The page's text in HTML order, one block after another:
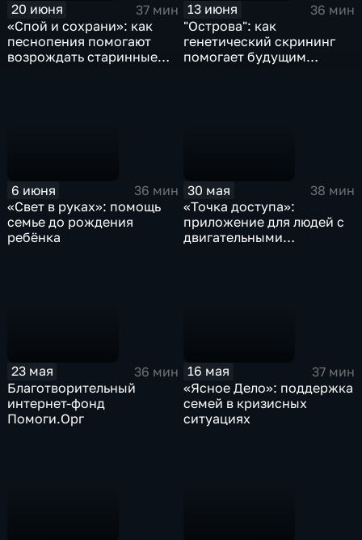
20 июня
37 мин
«Спой и сохрани»: как
песнопения помогают
возрождать старинные
13 июня
36 мин
"Острова": как
генетический скрининг
помогает будущим
6 июня
36 мин
«Свет в руках»: помощь
семье до рождения
ребёнка
30 мая
38 мин
«Точка доступа»:
приложение для людей с
двигательными
23 мая
36 мин
Благотворительный
интернет-фонд
Помоги.Орг
16 мая
37 мин
«Ясное Дело»: поддержка
семей в кризисных
ситуациях